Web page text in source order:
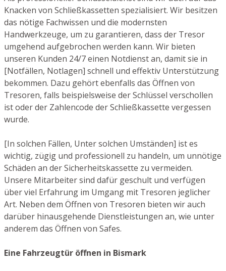
Knacken von Schließkassetten spezialisiert. Wir besitzen
das nötige Fachwissen und die modernsten
Handwerkzeuge, um zu garantieren, dass der Tresor
umgehend aufgebrochen werden kann. Wir bieten
unseren Kunden 24/7 einen Notdienst an, damit sie in
[Notfällen, Notlagen] schnell und effektiv Unterstützung
bekommen. Dazu gehört ebenfalls das Öffnen von
Tresoren, falls beispielsweise der Schlüssel verschollen
ist oder der Zahlencode der Schließkassette vergessen
wurde.
[In solchen Fällen, Unter solchen Umständen] ist es
wichtig, zügig und professionell zu handeln, um unnötige
Schäden an der Sicherheitskassette zu vermeiden.
Unsere Mitarbeiter sind dafür geschult und verfügen
über viel Erfahrung im Umgang mit Tresoren jeglicher
Art. Neben dem Öffnen von Tresoren bieten wir auch
darüber hinausgehende Dienstleistungen an, wie unter
anderem das Öffnen von Safes.
Eine Fahrzeugtür öffnen in Bismark